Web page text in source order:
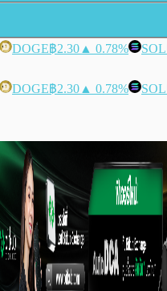
DOGE฿2.30 ▲ 0.78% SOL
DOGE฿2.30 ▲ 0.78% SOL